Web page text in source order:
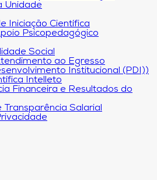
Unidade
Iniciação Científica
Psicopedagógico
Social
ao Egresso
Institucional (PDI))
Intelleto
Financeira e Resultados do
Transparência Salarial